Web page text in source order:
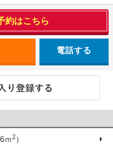
約はこちら
電話する
ｍ 2）